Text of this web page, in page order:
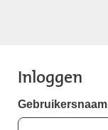
Inloggen
Gebruikersnaam